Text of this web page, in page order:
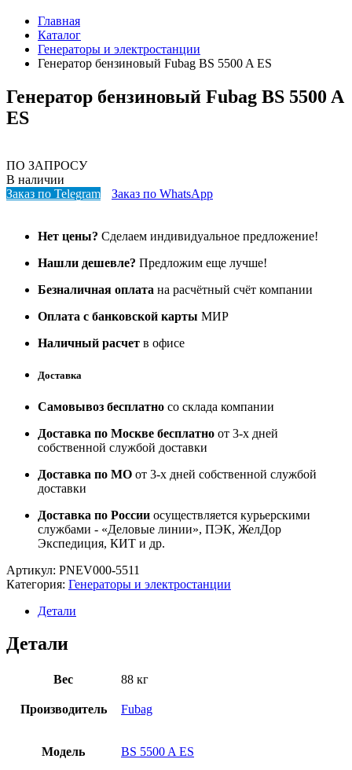
Главная
Каталог
Генераторы и электростанции
Генератор бензиновый Fubag BS 5500 A ES
Генератор бензиновый Fubag BS 5500 A
ES
ПО ЗАПРОСУ
В наличии
Заказ по Telegram
Заказ по WhatsApp
Нет цены? Сделаем индивидуальное предложение!
Нашли дешевле? Предложим еще лучше!
Безналичная оплата на расчётный счёт компании
Оплата с банковской карты МИР
Наличный расчет в офисе
Доставка
Самовывоз бесплатно со склада компании
Доставка по Москве бесплатно от 3-х дней
собственной службой доставки
Доставка по МО от 3-х дней собственной службой
доставки
Доставка по России осуществляется курьерскими
службами - «Деловые линии», ПЭК, ЖелДор
Экспедиция, КИТ и др.
Артикул: PNEV000-5511
Категория: Генераторы и электростанции
Детали
Детали
Вес 88 кг
Производитель Fubag
Модель BS 5500 A ES